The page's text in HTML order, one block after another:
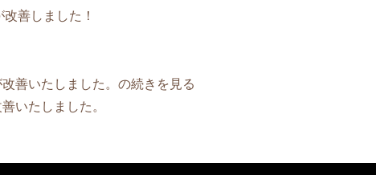
善しました！
いたしました。